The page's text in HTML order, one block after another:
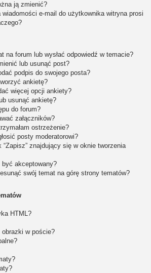
ją zmienić?
wiadomości e-mail do użytkownika witryna prosi
na forum lub wysłać odpowiedź w temacie?
lub usunąć post?
podpis do swojego posta?
ankietę?
więcej opcji ankiety?
usunąć ankietę?
do forum?
załączników?
ostrzeżenie?
posty moderatorowi?
“Zapisz” znajdujący się w oknie tworzenia
akceptowany?
swój temat na górę strony tematów?
HTML?
w poście?